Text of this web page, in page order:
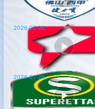
2026-07-26
2026-07-26